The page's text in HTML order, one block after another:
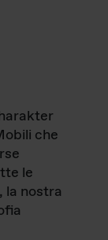
che
le
la nostra